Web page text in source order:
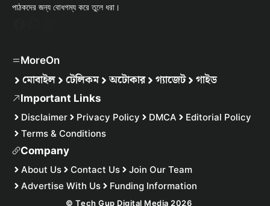
পাঠকদের জন্য বোধগম্য করে তুলে ধরা।
MoreOn
মোবাইল টেলিকম অটোকার গ্যাজেট গাইড
Important Links
Disclaimer Privacy Policy DMCA
Editorial Policy
Terms & Conditions
Company
About Us Contact Us
Join Our Team
Advertise With Us
Funding Information
© Tech Gup Digital Media 2026